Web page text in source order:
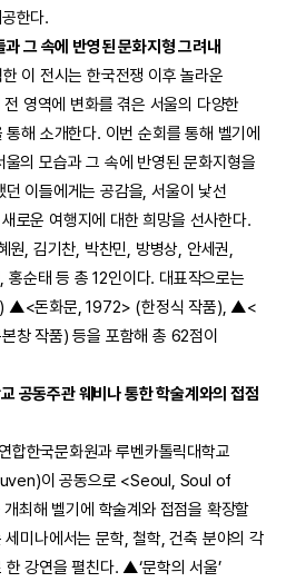
한다.
그 속에 반영된 문화지형 그려내
이 전시는 한국전쟁 이후 놀라운
영역에 변화를 겪은 서울의 다양한
해 소개한다. 이번 순회를 통해 벨기에
의 모습과 그 속에 반영된 문화지형을
이들에게는 공감을, 서울이 낯선
로운 여행지에 대한 희망을 선사한다.
원, 김기찬, 박찬민, 방병상, 안세권,
홍순태 등 총 12인이다. 대표작으로는
▲<돈화문, 1972> (한정식 작품), ▲<
창 작품) 등을 포함해 총 62점이
공동주관 웨비나 통한 학술계와의 접점
합한국문화원과 루벤카톨릭대학교
이 공동으로 <Seoul, Soul of
최해 벨기에 학술계와 접점을 확장할
미나에서는 문학, 철학, 건축 분야의 각
강연을 펼친다. ▲‘문학의 서울’